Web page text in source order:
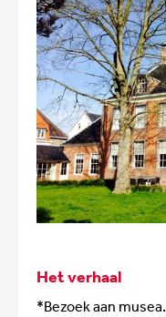
Het verhaal
*Bezoek aan musea.